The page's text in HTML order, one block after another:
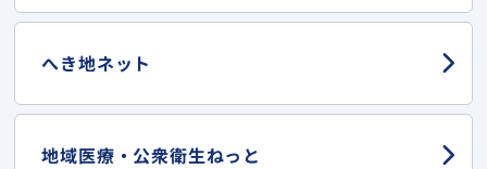
へき地ネット
地域医療・ 公衆衛生ねっと